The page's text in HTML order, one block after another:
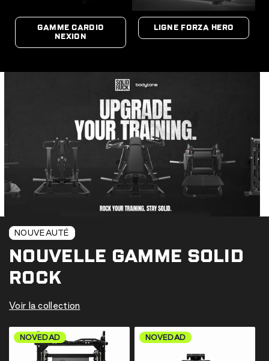
GAMME CARDIO
NEXION
LIGNE FORZA HERO
NOUVEAUTÉ
NOUVELLE GAMME SOLID
ROCK
Voir la collection
NOVEDAD NOVEDAD